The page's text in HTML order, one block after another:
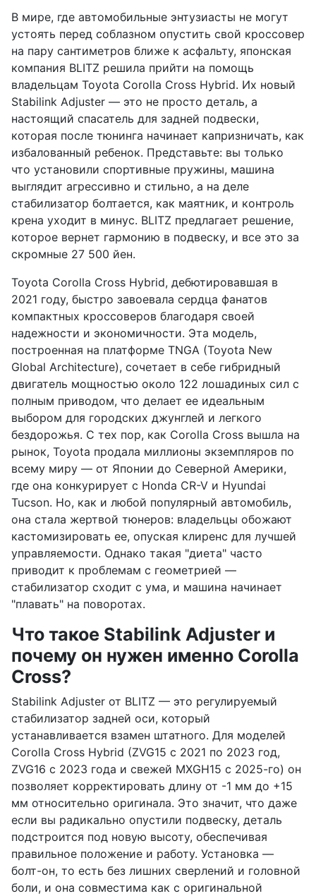
В мире, где автомобильные энтузиасты не могут
устоять перед соблазном опустить свой кроссовер
на пару сантиметров ближе к асфальту, японская
компания BLITZ решила прийти на помощь
владельцам Toyota Corolla Cross Hybrid. Их новый
Stabilink Adjuster — это не просто деталь, а
настоящий спасатель для задней подвески,
которая после тюнинга начинает капризничать, как
избалованный ребенок. Представьте: вы только
что установили спортивные пружины, машина
выглядит агрессивно и стильно, а на деле
стабилизатор болтается, как маятник, и контроль
крена уходит в минус. BLITZ предлагает решение,
которое вернет гармонию в подвеску, и все это за
скромные 27 500 йен.
Toyota Corolla Cross Hybrid, дебютировавшая в
2021 году, быстро завоевала сердца фанатов
компактных кроссоверов благодаря своей
надежности и экономичности. Эта модель,
построенная на платформе TNGA (Toyota New
Global Architecture), сочетает в себе гибридный
двигатель мощностью около 122 лошадиных сил с
полным приводом, что делает ее идеальным
выбором для городских джунглей и легкого
бездорожья. С тех пор, как Corolla Cross вышла на
рынок, Toyota продала миллионы экземпляров по
всему миру — от Японии до Северной Америки,
где она конкурирует с Honda CR-V и Hyundai
Tucson. Но, как и любой популярный автомобиль,
она стала жертвой тюнеров: владельцы обожают
кастомизировать ее, опуская клиренс для лучшей
управляемости. Однако такая "диета" часто
приводит к проблемам с геометрией —
стабилизатор сходит с ума, и машина начинает
"плавать" на поворотах.
Что такое Stabilink Adjuster и
почему он нужен именно Corolla
Cross?
Stabilink Adjuster от BLITZ — это регулируемый
стабилизатор задней оси, который
устанавливается взамен штатного. Для моделей
Corolla Cross Hybrid (ZVG15 с 2021 по 2023 год,
ZVG16 с 2023 года и свежей MXGH15 с 2025-го) он
позволяет корректировать длину от -1 мм до +15
мм относительно оригинала. Это значит, что даже
если вы радикально опустили подвеску, деталь
подстроится под новую высоту, обеспечивая
правильное положение и работу. Установка —
болт-он, то есть без лишних сверлений и головной
боли, и она совместима как с оригинальной